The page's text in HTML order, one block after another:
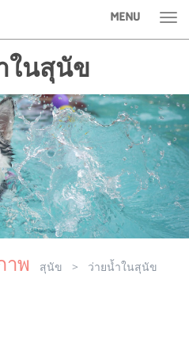
MENU
ในสุนัข
าพ สุนัข
> ว่ายน้ำในสุนัข